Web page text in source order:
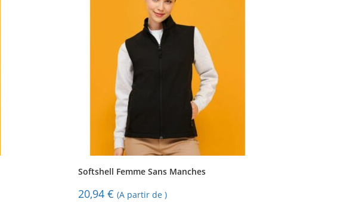
Softshell Femme Sans Manches
20,94€ (A partir de )